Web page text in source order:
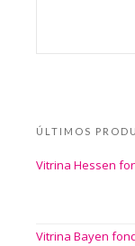
ÚLTIMOS
Vitrina Hessen
Vitrina Bayen